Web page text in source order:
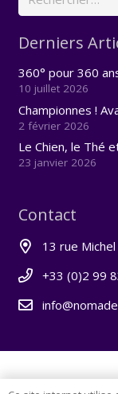
Derniers
360° pour 360
10 juillet 2026
Championnes !
2 février 2026
Le Chien, le Thé
23 janvier 2026
Contact
13 rue
+33 (0)2 99